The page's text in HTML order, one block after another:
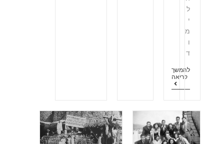
ל
י
מ
ו
ד
להמשך
קריאה